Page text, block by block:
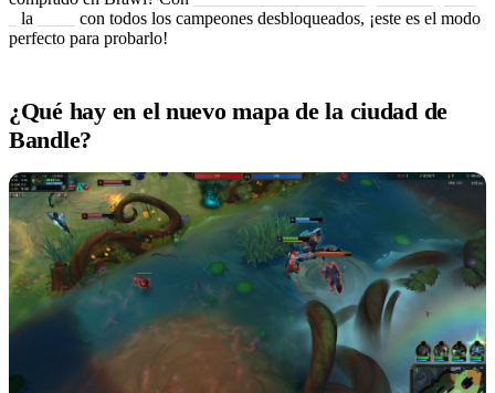
la
con todos los campeones desbloqueados, ¡este es el modo
perfecto para probarlo!
¿Qué hay en el nuevo mapa de la ciudad de
Bandle?